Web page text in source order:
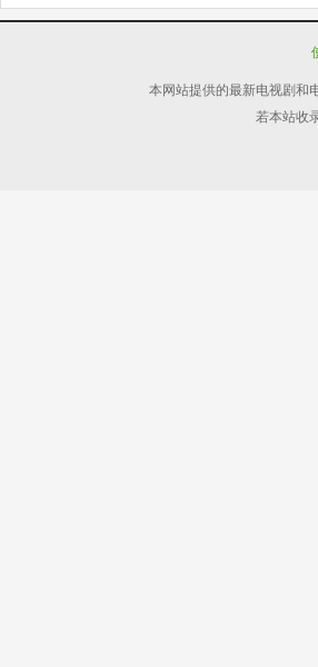
本网站提供的最新电视剧和
若本站收